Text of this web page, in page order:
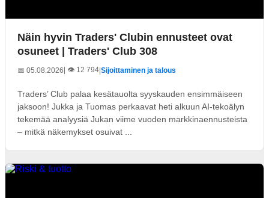
Näin hyvin Traders' Clubin ennusteet ovat
osuneet | Traders' Club 308
📅 05.08.2026| 👁️ 12 794 Sijoittaminen ja talous
Traders’ Club palaa kesätauolta syyskauden ensimmäiseen
jaksoon! Jukka ja Tuomas perkaavat heti alkuun AI-tekoälyn
tekemää analyysiä Jukan viime vuoden markkinaennusteista
– mitkä näkemykset osuivat ...